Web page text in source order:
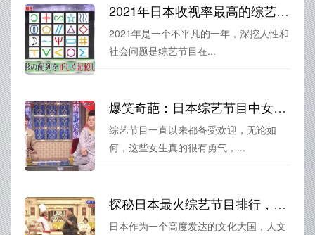
2021年日本收视率最高的综艺排行榜是？排名揭晓
2021年是一个不平凡的一年，深挖人性和
社会问题是综艺节目在...
爆笑奇葩：日本综艺节目中女生被整蛊时最瞬间
综艺节目一直以来都备受欢迎，无论如
何，这些女生真的很有勇气，...
探秘日本最火综艺节目排行，让你爱上日剧文化
日本作为一个高度发达的文化大国，人文